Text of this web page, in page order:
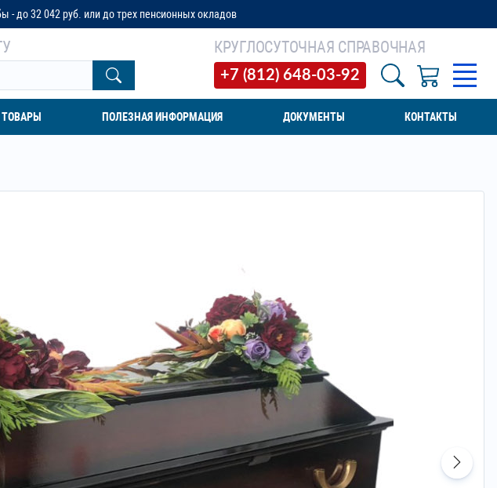
до трех пенсионных окладов
КРУГЛОСУТОЧНАЯ СПРАВОЧНАЯ
+7 (812) 648-03-92
ПОЛЕЗНАЯ ИНФОРМАЦИЯ ДОКУМЕНТЫ КОНТАКТЫ